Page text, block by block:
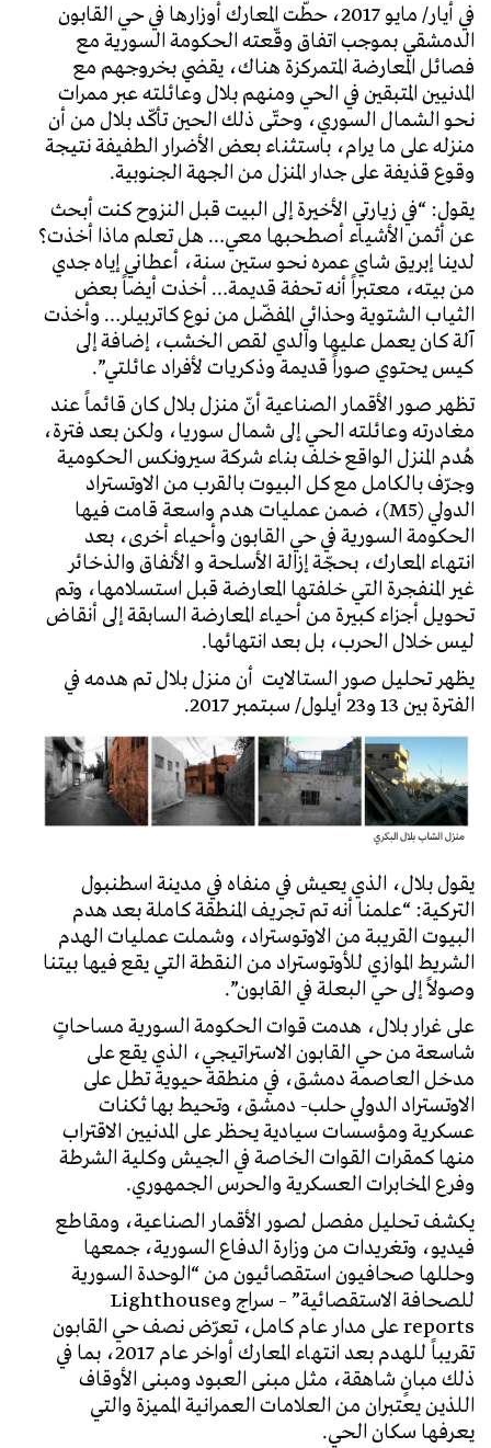
في أيار/ مايو 2017، حطّت المعارك أوزارها في حي القابون
الدمشقي بموجب اتفاق وقّعته الحكومة السورية مع
فصائل المعارضة المتمركزة هناك، يقضي بخروجهم مع
المدنيين المتبقين في الحي ومنهم بلال وعائلته عبر ممرات
نحو الشمال السوري، وحتّى ذلك الحين تأكّد بلال من أن
منزله على ما يرام، باستثناء بعض الأضرار الطفيفة نتيجة
وقوع قذيفة على جدار المنزل من الجهة الجنوبية.
يقول: “في زيارتي الأخيرة إلى البيت قبل النزوح كنت أبحث
عن أثمن الأشياء أصطحبها معي… هل تعلم ماذا أخذت؟
لدينا إبريق شاي عمره نحو ستين سنة، أعطاني إياه جدي
من بيته، معتبراً أنه تحفة قديمة… أخذت أيضاً بعض
الثياب الشتوية وحذائي المفضّل من نوع كاتربيلر… وأخذت
آلة كان يعمل عليها والدي لقص الخشب، إضافة إلى
كيس يحتوي صوراً قديمة وذكريات لأفراد عائلتي”.
تظهر صور الأقمار الصناعية أنّ منزل بلال كان قائماً عند
مغادرته وعائلته الحي إلى شمال سوريا، ولكن بعد فترة،
هُدم المنزل الواقع خلف بناء شركة سيرونكس الحكومية
وجرّف بالكامل مع كل البيوت بالقرب من الاوتستراد
الدولي (M5)، ضمن عمليات هدم واسعة قامت فيها
الحكومة السورية في حي القابون وأحياء أخرى، بعد
انتهاء المعارك، بحجّة إزالة الأسلحة و الأنفاق والذخائر
غير المنفجرة التي خلفتها المعارضة قبل استسلامها، وتم
تحويل أجزاء كبيرة من أحياء المعارضة السابقة إلى أنقاض
ليس خلال الحرب، بل بعد انتهائها.
يظهر تحليل صور الستالايت أن منزل بلال تم هدمه في
الفترة بين 13 و23 أيلول/ سبتمبر 2017.
يقول بلال، الذي يعيش في منفاه في مدينة اسطنبول
التركية: “علمنا أنه تم تجريف المنطقة كاملة بعد هدم
البيوت القريبة من الاوتوستراد، وشملت عمليات الهدم
الشريط الموازي للأوتوستراد من النقطة التي يقع فيها بيتنا
وصولاً إلى حي البعلة في القابون”.
على غرار بلال، هدمت قوات الحكومة السورية مساحاتٍ
شاسعة من حي القابون الاستراتيجي، الذي يقع على
مدخل العاصمة دمشق، في منطقة حيوية تطل على
الاوتستراد الدولي حلب- دمشق، وتحيط بها ثكنات
عسكرية ومؤسسات سيادية يحظر على المدنيين الاقتراب
منها كمقرات القوات الخاصة في الجيش وكلية الشرطة
وفرع المخابرات العسكرية والحرس الجمهوري.
يكشف تحليل مفصل لصور الأقمار الصناعية، ومقاطع
فيديو، وتغريدات من وزارة الدفاع السورية، جمعها
وحللها صحافيون استقصائيون من “الوحدة السورية
للصحافة الاستقصائية” – سراج وLighthouse
reports على مدار عام كامل، تعرّض نصف حي القابون
تقريباً للهدم بعد انتهاء المعارك أواخر عام 2017، بما في
ذلك مبانٍ شاهقة، مثل مبنى العبود ومبنى الأوقاف
اللذين يعتبران من العلامات العمرانية المميزة والتي
يعرفها سكان الحي.